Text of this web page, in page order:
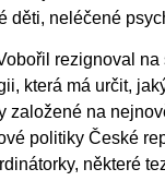
děti, neléčené
rezignoval
která má určit,
založené na
politiky České
některé